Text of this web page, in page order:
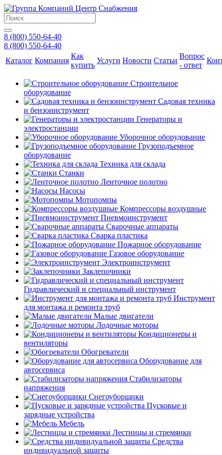
8 (800) 550-64-40
8 (800) 550-64-40
Каталог Компания
Как
купить
Услуги Новости Статьи
Вопрос
- ответ
Строительное
оборудование
Садовая техника
и бензоинструмент
Генераторы и
электростанции
Уборочное оборудование
Грузоподъемное
оборудование
Техника для склада
Станки
Ленточное полотно
Насосы
Мотопомпы
Компрессоры воздушные
Пневмоинструмент
Сварочные аппараты
Сварка пластика
Пожарное оборудование
Газовое оборудование
Электроинструмент
Заклепочники
Гидравлический и специальный инструмент
Инструмент
для монтажа и ремонта труб
Малые двигатели
Лодочные моторы
Кондиционеры и
вентиляторы
Обогреватели
Оборудование для
автосервиса
Стабилизаторы
напряжения
Снегоуборщики
Пусковые и
зарядные устройства
Мебель
Лестницы и стремянки
Средства
индивидуальной защиты